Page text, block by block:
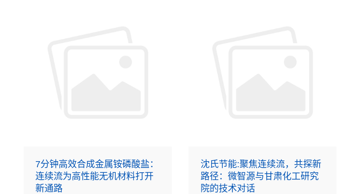
7分钟高效合成金属铵磷酸盐：
连续流为高性能无机材料打开
新通路
沈氏节能:聚焦连续流，共探新
路径：微智源与甘肃化工研究
院的技术对话